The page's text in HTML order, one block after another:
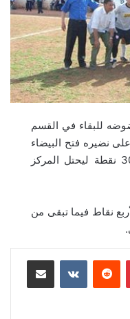
للبقاء في القسم
نضيره فتح البيضاء
بهدفين دون مقابل ليرتفع رصيده ل 30 نقطة ليحتل المركز
نقاط فيما تبقى من
بينتيريست مشاركة عبر البريد